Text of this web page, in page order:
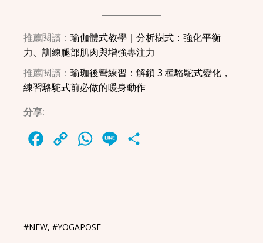
推薦閱讀：瑜伽體式教學｜分析樹式：強化平衡
力、訓練腿部肌肉與增強專注力
推薦閱讀：瑜珈後彎練習：解鎖 3 種駱駝式變化，
練習駱駝式前必做的暖身動作
分享:
Facebook
Copy
WhatsApp
Line
#NEW,#YOGAPOSE